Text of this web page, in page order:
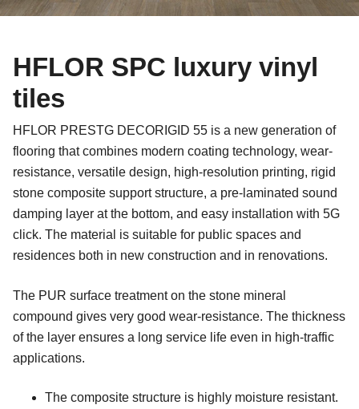
HFLOR SPC luxury vinyl
tiles
HFLOR PRESTG DECORIGID 55 is a new generation of
flooring that combines modern coating technology, wear-
resistance, versatile design, high-resolution printing, rigid
stone composite support structure, a pre-laminated sound
damping layer at the bottom, and easy installation with 5G
click. The material is suitable for public spaces and
residences both in new construction and in renovations.
The PUR surface treatment on the stone mineral
compound gives very good wear-resistance. The thickness
of the layer ensures a long service life even in high-traffic
applications.
The composite structure is highly moisture resistant.